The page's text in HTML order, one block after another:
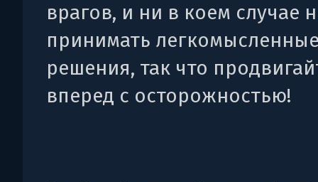
врагов, и ни в коем случае
принимать
решения, так что
вперед с осторожностью!